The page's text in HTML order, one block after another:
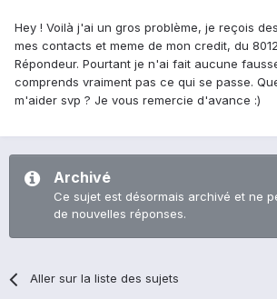
Hey ! Voilà j'ai un gros problème, je reçois
mes contacts et meme de mon credit, du
Répondeur. Pourtant je n'ai fait aucune
comprends vraiment pas ce qui se passe.
m'aider svp ? Je vous remercie d'avance :)
Archivé
Ce sujet est désormais archivé et ne
de nouvelles réponses.
Aller sur la liste des sujets